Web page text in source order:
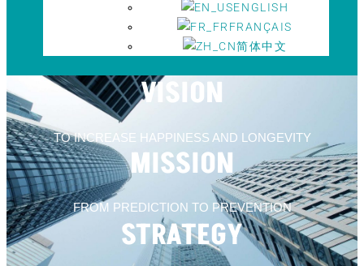
ENGLISH
FRANÇAIS
简体中文
VISION
TO INCREASE HAPPINESS AND LONGEVITY
MISSION
FROM PREDICTION TO PREVENTION
STRATEGY​